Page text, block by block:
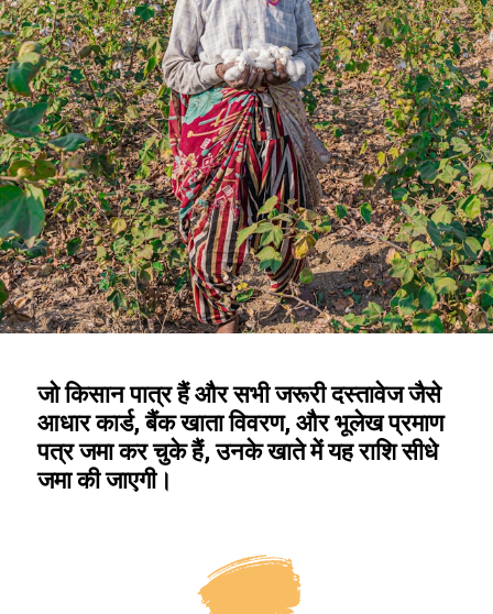
जो किसान पात्र हैं और सभी जरूरी दस्तावेज जैसे
आधार कार्ड, बैंक खाता विवरण, और भूलेख प्रमाण
पत्र जमा कर चुके हैं, उनके खाते में यह राशि सीधे
जमा की जाएगी।